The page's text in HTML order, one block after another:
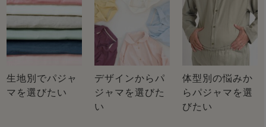
生地別でパジャ
マを選びたい
デザインからパ
ジャマを選びた
い
体型別の悩みか
らパジャマを選
びたい